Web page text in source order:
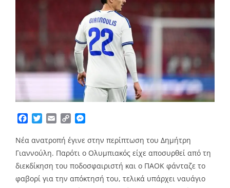
Facebook
TwitterEmailCopy
Νέα ανατροπή έγινε στην περίπτωση του Δημήτρη
Γιαννούλη. Παρότι ο Ολυμπιακός είχε αποσυρθεί από τη
διεκδίκηση του ποδοσφαιριστή και ο ΠΑΟΚ φάνταζε το
φαβορί για την απόκτησή του, τελικά υπάρχει ναυάγιο